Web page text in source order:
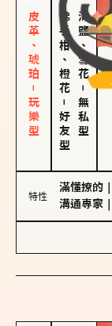
皮革、琥珀－玩樂型 佛手柑、橙花
－
好友型
海鹽、雪花
－
無私型
特性
滿懂撩的
溝通專家